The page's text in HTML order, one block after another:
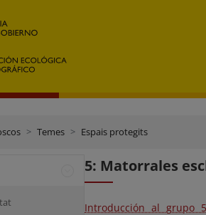
Temes Espais protegits
5: Matorrales
Introducción al grupo